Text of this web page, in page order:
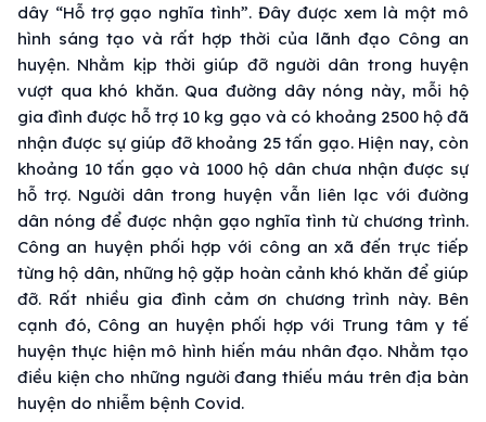
dây “Hỗ trợ gạo nghĩa tình”. Đây được xem là một mô
hình sáng tạo và rất hợp thời của lãnh đạo Công an
huyện. Nhằm kịp thời giúp đỡ người dân trong huyện
vượt qua khó khăn. Qua đường dây nóng này, mỗi hộ
gia đình được hỗ trợ 10 kg gạo và có khoảng 2500 hộ đã
nhận được sự giúp đỡ khoảng 25 tấn gạo. Hiện nay, còn
khoảng 10 tấn gạo và 1000 hộ dân chưa nhận được sự
hỗ trợ. Người dân trong huyện vẫn liên lạc với đường
dân nóng để được nhận gạo nghĩa tình từ chương trình.
Công an huyện phối hợp với công an xã đến trực tiếp
từng hộ dân, những hộ gặp hoàn cảnh khó khăn để giúp
đỡ. Rất nhiều gia đình cảm ơn chương trình này. Bên
cạnh đó, Công an huyện phối hợp với Trung tâm y tế
huyện thực hiện mô hình hiến máu nhân đạo. Nhằm tạo
điều kiện cho những người đang thiếu máu trên địa bàn
huyện do nhiễm bệnh Covid.